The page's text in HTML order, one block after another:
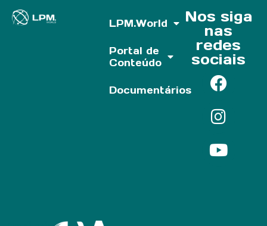
LPM.World
Portal de
Conteúdo
Documentários
Nos siga
nas
redes
sociais